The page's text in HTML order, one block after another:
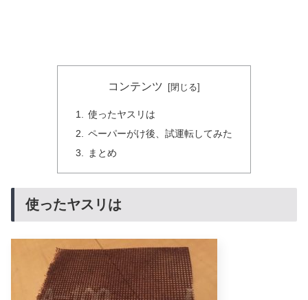
コンテンツ
使ったヤスリは
ペーパーがけ後、試運転してみた
まとめ
使ったヤスリは